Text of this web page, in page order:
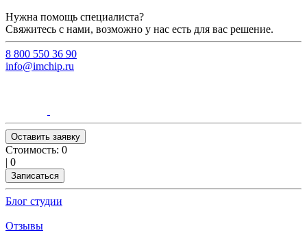
Нужна помощь специалиста?
Свяжитесь с нами, возможно у нас есть для вас решение.
8 800 550 36 90
info@imchip.ru
Оставить заявку
Стоимость: 0
| 0
Записаться
Блог студии
Отзывы